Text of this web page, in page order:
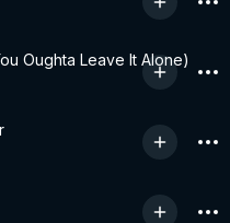
Oughta Leave It Alone)